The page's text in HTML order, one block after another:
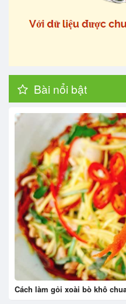
Bài nổi bật
Cách làm gỏi xoài bò khô